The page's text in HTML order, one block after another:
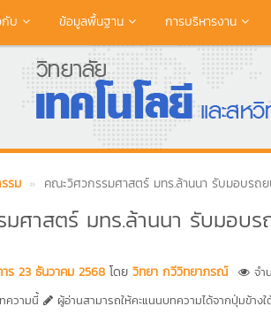
กับ ข้อมูลพื้นฐาน การบริหารงาน
รม คณะวิศวกรรมศาสตร์ มทร.ล้านนา รับมอบรถ
ศาสตร์ มทร.ล้านนา รับมอบ
ร 23 ธันวาคม 2568 โดย วิทยา กวีวิทยาภรณ์
จำ
ความนี้
ผู้อ่านสามารถให้คะแนนบทความได้จากปุ่มข้างใ